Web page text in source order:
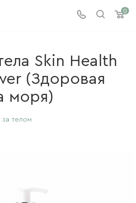
0
Skin Health
(Здоровая
моря)
за телом